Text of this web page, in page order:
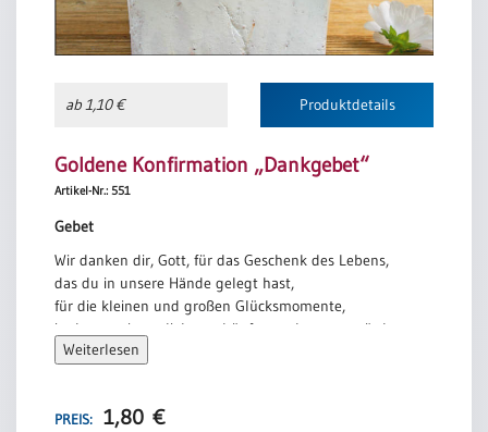
ab 1,10 € Produktdetails
Goldene Konfirmation „Dankgebet“
Artikel-Nr.: 551
Gebet
Wir danken dir, Gott, für das Geschenk des Lebens,
das du in unsere Hände gelegt hast,
für die kleinen und großen Glücksmomente,
in denen wir am liebsten hüpfen und tanzen würden,
für den frischen Atem, der uns jeden Morgen belebt,
Weiterlesen
PREIS: 1,80 €